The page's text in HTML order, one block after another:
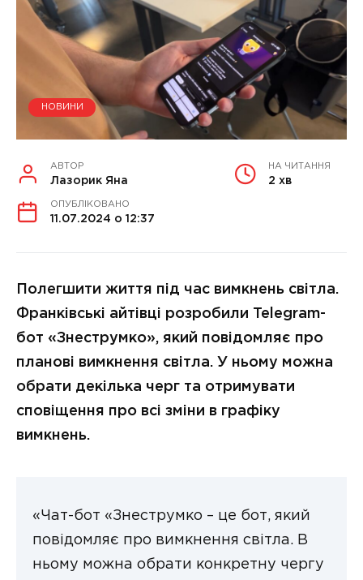
НОВИНИ
АВТОР
Лазорик Яна
НА ЧИТАННЯ
2 хв
ОПУБЛІКОВАНО
11.07.2024 о 12:37
Полегшити життя під час вимкнень світла.
Франківські айтівці розробили Telegram-
бот «Знеструмко», який повідомляє про
планові вимкнення світла. У ньому можна
обрати декілька черг та отримувати
сповіщення про всі зміни в графіку
вимкнень.
«Чат-бот «Знеструмко – це бот, який
повідомляє про вимкнення світла. В
ньому можна обрати конкретну чергу